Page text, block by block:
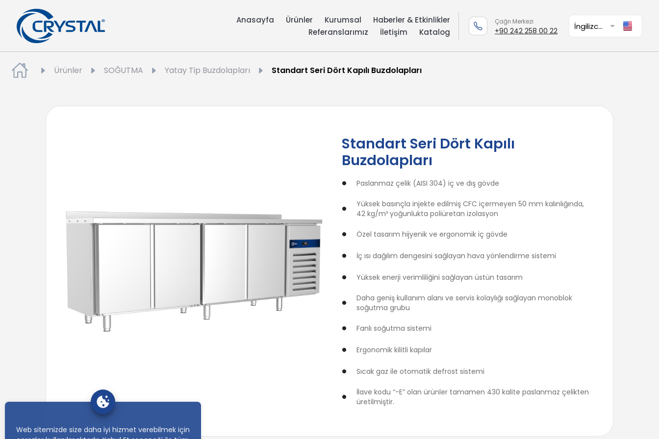
Anasayfa Ürünler Kurumsal
Haberler & Etkinlikler
Referanslarımız
İletişim Katalog
Çağrı Merkezi
+90 242 258 00 22
Web sitemizde size daha iyi hizmet verebilmek için
Ürünler SOĞUTMA Yatay Tip Buzdolapları Standart Seri Dört Kapılı Buzdolapları
Standart Seri Dört Kapılı
Buzdolapları
Paslanmaz çelik (AISI 304) iç ve dış gövde
Yüksek basınçla injekte edilmiş CFC içermeyen 50 mm kalınlığında,
42 kg/m³ yoğunlukta poliüretan izolasyon
Özel tasarım hijyenik ve ergonomik iç gövde
İç ısı dağılım dengesini sağlayan hava yönlendirme sistemi
Yüksek enerji verimliliğini sağlayan üstün tasarım
Daha geniş kullanım alanı ve servis kolaylığı sağlayan monoblok
soğutma grubu
Fanlı soğutma sistemi
Ergonomik kilitli kapılar
Sıcak gaz ile otomatik defrost sistemi
İlave kodu “-E” olan ürünler tamamen 430 kalite paslanmaz çelikten
üretilmiştir.